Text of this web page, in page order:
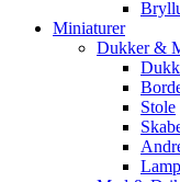
Miniaturer
Dukker &
Stole